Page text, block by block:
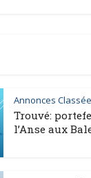
Annonces
Trouvé:
l’Anse aux